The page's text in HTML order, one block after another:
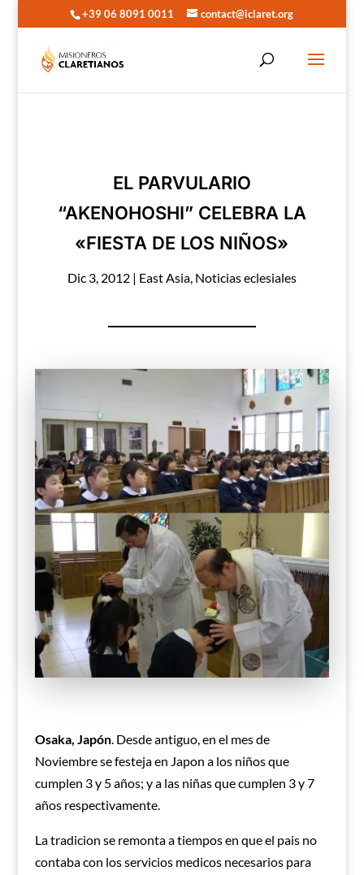
+39 06 8091 0011 contact@iclaret.org
EL PARVULARIO
“AKENOHOSHI” CELEBRA LA
«FIESTA DE LOS NIÑOS»
Dic 3, 2012| East Asia, Noticias eclesiales
Osaka, Japón. Desde antiguo, en el mes de
Noviembre se festeja en Japon a los niños que
cumplen 3 y 5 años; y a las niñas que cumplen 3 y 7
años respectivamente.
La tradicion se remonta a tiempos en que el pais no
contaba con los servicios medicos necesarios para